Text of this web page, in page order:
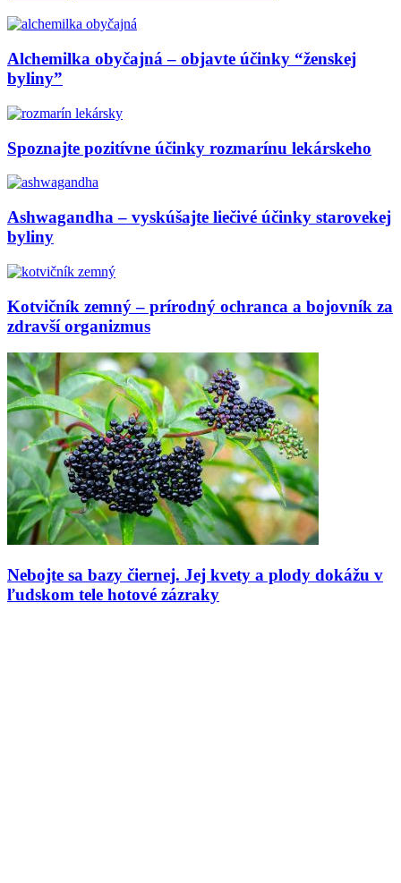
Alchemilka obyčajná – objavte účinky “ženskej
byliny”
Spoznajte pozitívne účinky rozmarínu lekárskeho
Ashwagandha – vyskúšajte liečivé účinky starovekej
byliny
Kotvičník zemný – prírodný ochranca a bojovník za
zdravší organizmus
Nebojte sa bazy čiernej. Jej kvety a plody dokážu v
ľudskom tele hotové zázraky